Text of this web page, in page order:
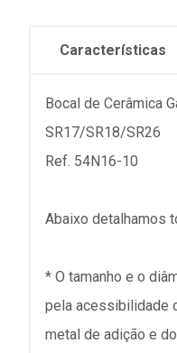
Características
Bocal de Cerâmica
SR17/SR18/SR26
Ref. 54N16-10
Abaixo detalhamos
* O tamanho e o
pela acessibilidade
metal de adição e